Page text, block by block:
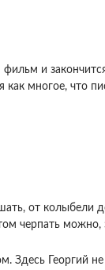
и
как многое, что
от
черпать
Здесь Георгий